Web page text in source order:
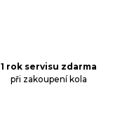
1 rok servisu zdarma
při zakoupení kola